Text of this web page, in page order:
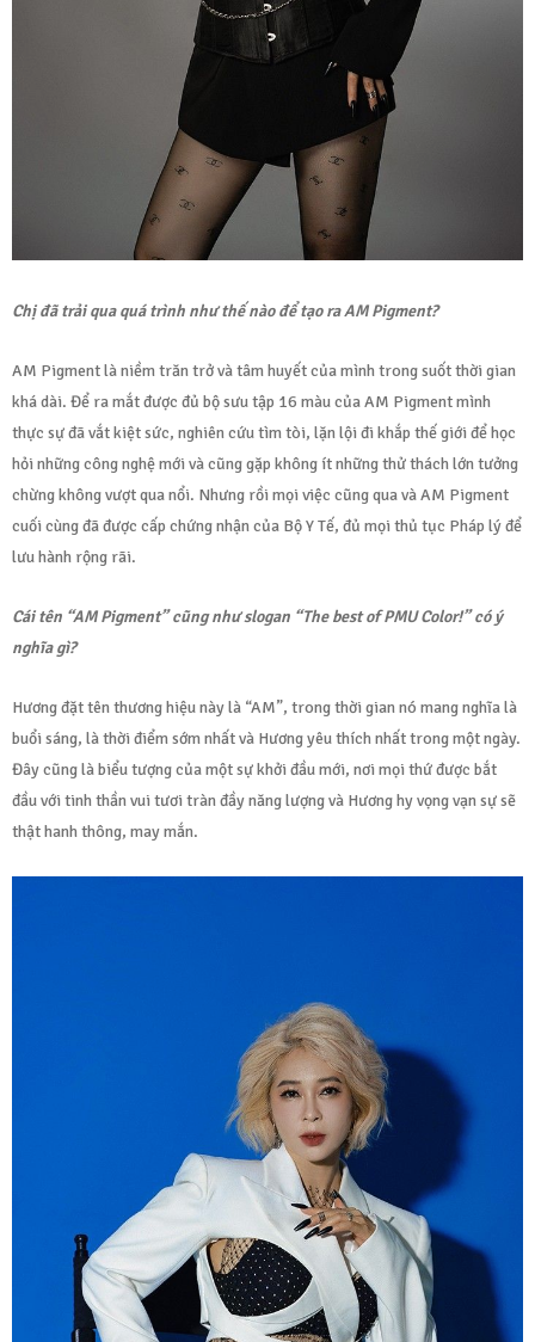
Chị đã trải qua quá trình như thế nào để tạo ra AM Pigment?
AM Pigment là niềm trăn trở và tâm huyết của mình trong suốt thời gian
khá dài. Để ra mắt được đủ bộ sưu tập 16 màu của AM Pigment mình
thực sự đã vắt kiệt sức, nghiên cứu tìm tòi, lặn lội đi khắp thế giới để học
hỏi những công nghệ mới và cũng gặp không ít những thử thách lớn tưởng
chừng không vượt qua nổi. Nhưng rồi mọi việc cũng qua và AM Pigment
cuối cùng đã được cấp chứng nhận của Bộ Y Tế, đủ mọi thủ tục Pháp lý để
lưu hành rộng rãi.
Cái tên “AM Pigment” cũng như slogan “The best of PMU Color!” có ý
nghĩa gì?
Hương đặt tên thương hiệu này là “AM”, trong thời gian nó mang nghĩa là
buổi sáng, là thời điểm sớm nhất và Hương yêu thích nhất trong một ngày.
Đây cũng là biểu tượng của một sự khởi đầu mới, nơi mọi thứ được bắt
đầu với tinh thần vui tươi tràn đầy năng lượng và Hương hy vọng vạn sự sẽ
thật hanh thông, may mắn.